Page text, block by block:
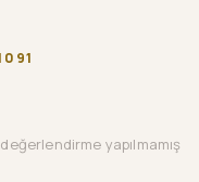
yapılmamış